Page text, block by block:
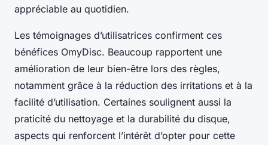
appréciable au quotidien.
Les témoignages d’utilisatrices confirment ces
bénéfices OmyDisc. Beaucoup rapportent une
amélioration de leur bien-être lors des règles,
notamment grâce à la réduction des irritations et à la
facilité d’utilisation. Certaines soulignent aussi la
praticité du nettoyage et la durabilité du disque,
aspects qui renforcent l’intérêt d’opter pour cette